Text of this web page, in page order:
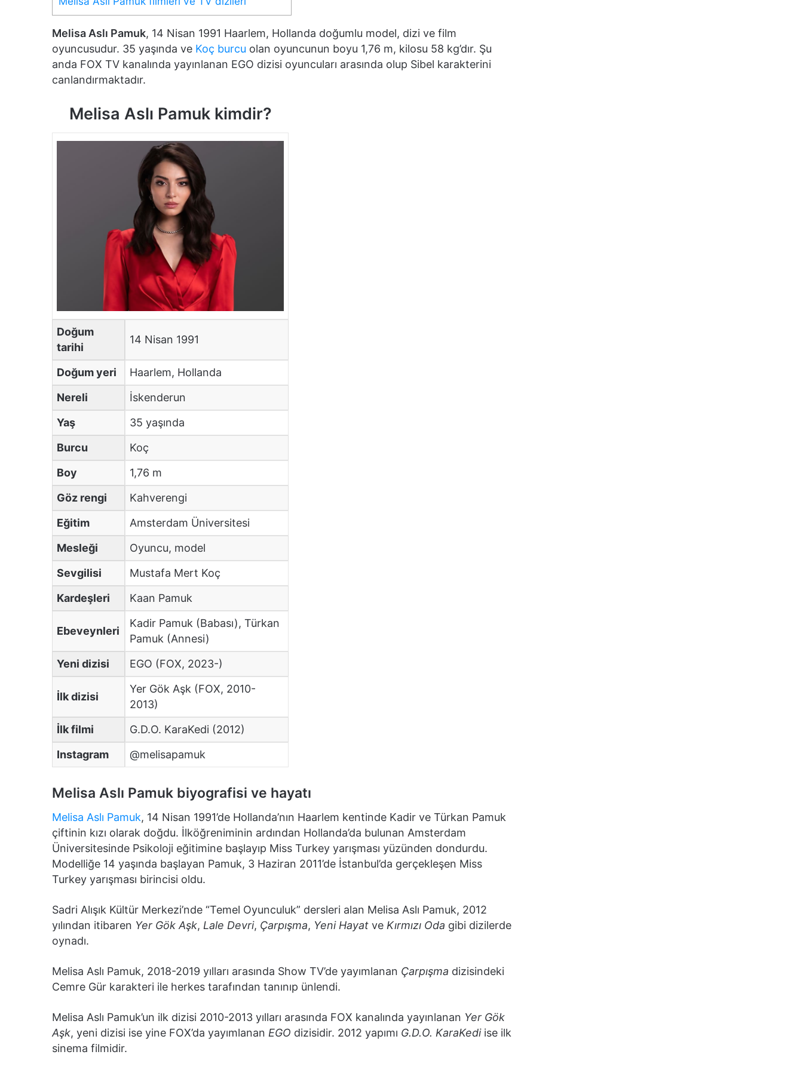
Melisa Aslı Pamuk, 14 Nisan 1991 Haarlem, Hollanda doğumlu model, dizi ve film
oyuncusudur. 35 yaşında ve Koç burcu olan oyuncunun boyu 1,76 m, kilosu 58 kg’dır. Şu
anda FOX TV kanalında yayınlanan EGO dizisi oyuncuları arasında olup Sibel karakterini
canlandırmaktadır.
Melisa Aslı Pamuk kimdir?
Doğum
tarihi
14 Nisan 1991
Doğum yeri
Haarlem, Hollanda
Nereli
İskenderun
Yaş
35 yaşında
Burcu
Koç
Boy
1,76 m
Göz rengi
Kahverengi
Eğitim
Amsterdam Üniversitesi
Mesleği
Oyuncu, model
Sevgilisi
Mustafa Mert Koç
Kardeşleri
Kaan Pamuk
Ebeveynleri
Kadir Pamuk (Babası), Türkan
Pamuk (Annesi)
Yeni dizisi
EGO (FOX, 2023-)
İlk dizisi
Yer Gök Aşk (FOX, 2010-
2013)
İlk filmi
G.D.O. KaraKedi (2012)
Instagram
@melisapamuk
Melisa Aslı Pamuk biyografisi ve hayatı
Melisa Aslı Pamuk, 14 Nisan 1991’de Hollanda’nın Haarlem kentinde Kadir ve Türkan Pamuk
çiftinin kızı olarak doğdu. İlköğreniminin ardından Hollanda’da bulunan Amsterdam
Üniversitesinde Psikoloji eğitimine başlayıp Miss Turkey yarışması yüzünden dondurdu.
Modelliğe 14 yaşında başlayan Pamuk, 3 Haziran 2011’de İstanbul’da gerçekleşen Miss
Turkey yarışması birincisi oldu.
Sadri Alışık Kültür Merkezi’nde “Temel Oyunculuk” dersleri alan Melisa Aslı Pamuk, 2012
yılından itibaren Yer Gök Aşk, Lale Devri, Çarpışma, Yeni Hayat ve Kırmızı Oda gibi dizilerde
oynadı.
Melisa Aslı Pamuk, 2018-2019 yılları arasında Show TV’de yayımlanan Çarpışma dizisindeki
Cemre Gür karakteri ile herkes tarafından tanınıp ünlendi.
Melisa Aslı Pamuk’un ilk dizisi 2010-2013 yılları arasında FOX kanalında yayınlanan Yer Gök
Aşk, yeni dizisi ise yine FOX’da yayımlanan EGO dizisidir. 2012 yapımı G.D.O. KaraKediise ilk
sinema filmidir.